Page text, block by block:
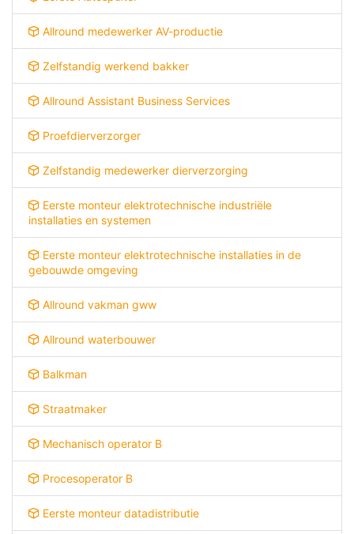
Allround medewerker AV-productie
Zelfstandig werkend bakker
Allround Assistant Business Services
Proefdierverzorger
Zelfstandig medewerker dierverzorging
Eerste monteur elektrotechnische industriële
installaties en systemen
Eerste monteur elektrotechnische installaties in de
gebouwde omgeving
Allround vakman gww
Allround waterbouwer
Balkman
Straatmaker
Mechanisch operator B
Procesoperator B
Eerste monteur datadistributie